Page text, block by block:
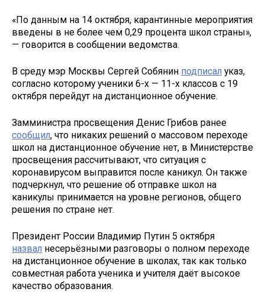
«По данным на 14 октября, карантинные мероприятия
введены в не более чем 0,29 процента школ страны»,
— говорится в сообщении ведомства.
В среду мэр Москвы Сергей Собянин подписал указ,
согласно которому ученики 6-х — 11-х классов с 19
октября перейдут на дистанционное обучение.
Замминистра просвещения Денис Грибов ранее
сообщил, что никаких решений о массовом переходе
школ на дистанционное обучение нет, в Министерстве
просвещения рассчитывают, что ситуация с
коронавирусом выправится после каникул. Он также
подчеркнул, что решение об отправке школ на
каникулы принимается на уровне регионов, общего
решения по стране нет.
Президент России Владимир Путин 5 октября
назвал несерьёзными разговоры о полном переходе
на дистанционное обучение в школах, так как только
совместная работа ученика и учителя даёт высокое
качество образования.